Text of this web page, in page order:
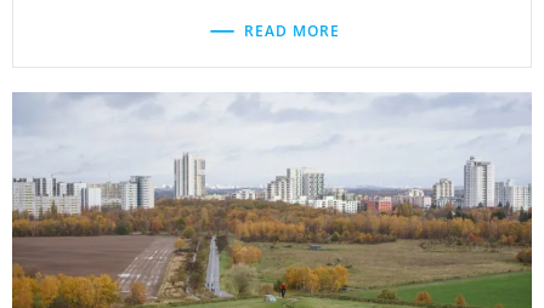
READ MORE